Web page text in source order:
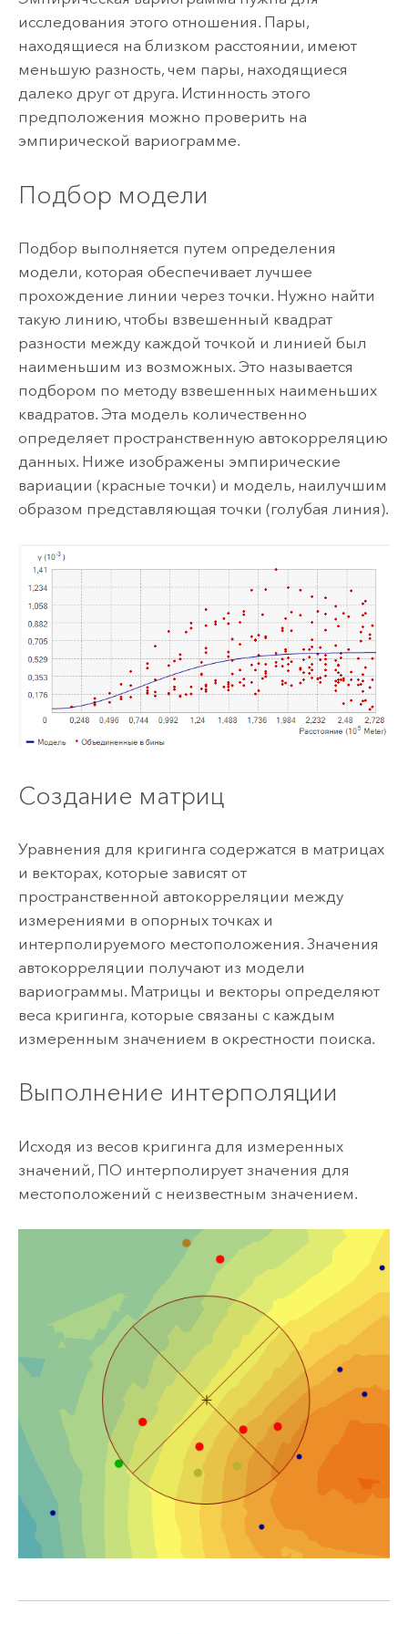
исследования этого отношения. Пары,
находящиеся на близком расстоянии, имеют
меньшую разность, чем пары, находящиеся
далеко друг от друга. Истинность этого
предположения можно проверить на
эмпирической вариограмме.
Подбор модели
Подбор выполняется путем определения
модели, которая обеспечивает лучшее
прохождение линии через точки. Нужно найти
такую линию, чтобы взвешенный квадрат
разности между каждой точкой и линией был
наименьшим из возможных. Это называется
подбором по методу взвешенных наименьших
квадратов. Эта модель количественно
определяет пространственную автокорреляцию
данных. Ниже изображены эмпирические
вариации (красные точки) и модель, наилучшим
образом представляющая точки (голубая линия).
Создание матриц
Уравнения для кригинга содержатся в матрицах
и векторах, которые зависят от
пространственной автокорреляции между
измерениями в опорных точках и
интерполируемого местоположения. Значения
автокорреляции получают из модели
вариограммы. Матрицы и векторы определяют
веса кригинга, которые связаны с каждым
измеренным значением в окрестности поиска.
Выполнение интерполяции
Исходя из весов кригинга для измеренных
значений, ПО интерполирует значения для
местоположений с неизвестным значением.